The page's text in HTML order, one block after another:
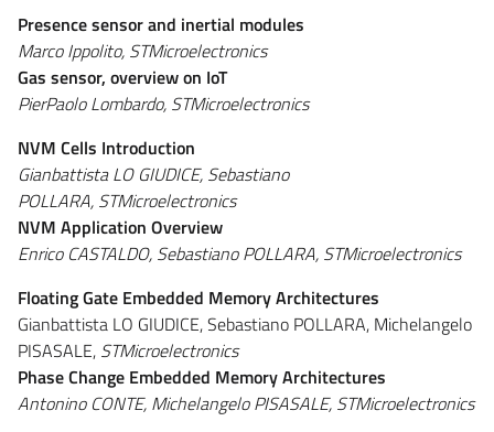
Presence sensor and inertial modules
Marco Ippolito, STMicroelectronics
Gas sensor, overview on IoT
PierPaolo Lombardo, STMicroelectronics
NVM Cells Introduction
Gianbattista LO GIUDICE, Sebastiano
POLLARA, STMicroelectronics
NVM Application Overview
Enrico CASTALDO, Sebastiano POLLARA, STMicroelectronics
Floating Gate Embedded Memory Architectures
Gianbattista LO GIUDICE, Sebastiano POLLARA, Michelangelo
PISASALE, STMicroelectronics
Phase Change Embedded Memory Architectures
Antonino CONTE, Michelangelo PISASALE, STMicroelectronics